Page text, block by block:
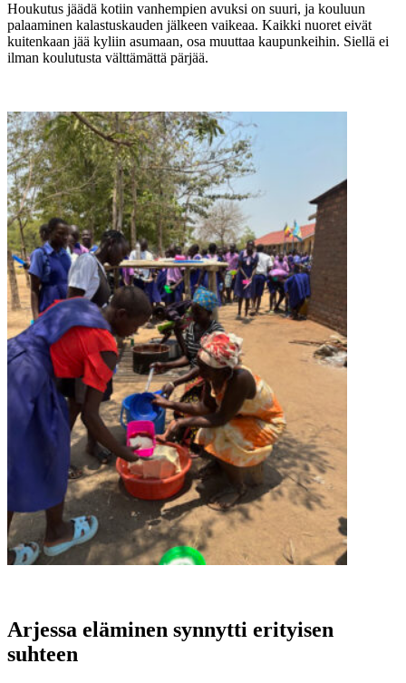
Houkutus jäädä kotiin vanhempien avuksi on suuri, ja kouluun
palaaminen kalastuskauden jälkeen vaikeaa. Kaikki nuoret eivät
kuitenkaan jää kyliin asumaan, osa muuttaa kaupunkeihin. Siellä ei
ilman koulutusta välttämättä pärjää.
Arjessa eläminen synnytti erityisen
suhteen